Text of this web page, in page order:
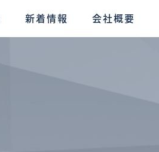
新着情報 会社概要